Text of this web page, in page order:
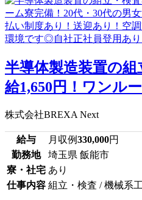
半導体製造装置の
給1,650円！ワンル
株式会社BREXA Next
給与 月収例330,000円
勤務地
埼玉県 飯能市
寮・社宅 あり
仕事内容 組立・検査 / 機械系